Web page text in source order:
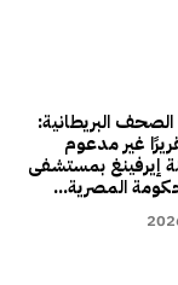
البريطانية:
غير مدعوم
إيرفينغ بمستشفى
المصرية...